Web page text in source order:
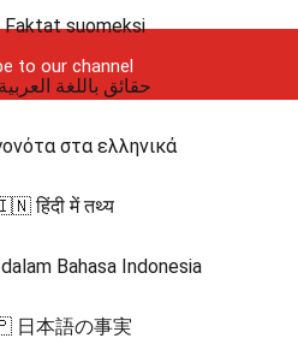
to our channel
suomeksi
🇸🇦 حقائق باللغة العربية
στα ελληνικά
हिंदी में तथ्य
Bahasa Indonesia
本語の事実